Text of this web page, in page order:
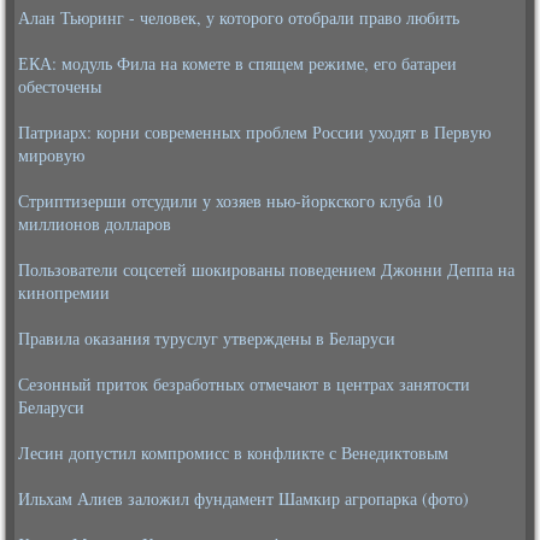
Алан Тьюринг - человек, у которого отобрали право любить
ЕКА: модуль Фила на комете в спящем режиме, его батареи
обесточены
Патриарх: корни современных проблем России уходят в Первую
мировую
Стриптизерши отсудили у хозяев нью-йоркского клуба 10
миллионов долларов
Пользователи соцсетей шокированы поведением Джонни Деппа на
кинопремии
Правила оказания туруслуг утверждены в Беларуси
Сезонный приток безработных отмечают в центрах занятости
Беларуси
Лесин допустил компромисс в конфликте с Венедиктовым
Ильхам Алиев заложил фундамент Шамкир агропарка (фото)